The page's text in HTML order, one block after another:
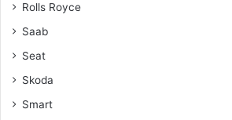
Rolls Royce
Saab
Seat
Skoda
Smart